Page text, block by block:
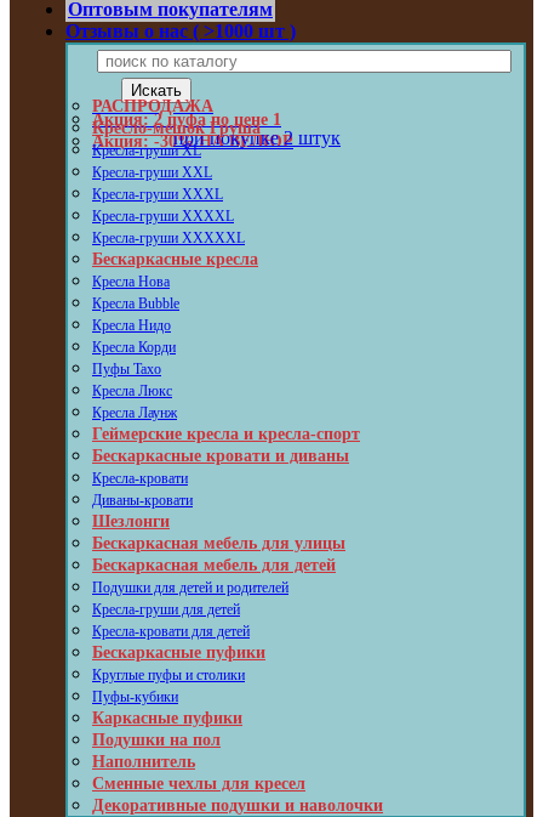
Оптовым покупателям
Отзывы о нас ( >1000 шт )
Акция: 2 пуфа по цене 1
Акция: -30% НА ВЕЛЮР
при покупке 2 штук
РАСПРОДАЖА
Кресло-мешок Груша
Кресла-груши XL
Кресла-груши XXL
Кресла-груши XXXL
Кресла-груши XXXXL
Кресла-груши XXXXXL
Бескаркасные кресла
Кресла Нова
Кресла Bubble
Кресла Нидо
Кресла Корди
Пуфы Taxo
Кресла Люкс
Кресла Лаунж
Геймерские кресла и кресла-спорт
Бескаркасные кровати и диваны
Кресла-кровати
Диваны-кровати
Шезлонги
Бескаркасная мебель для улицы
Бескаркасная мебель для детей
Подушки для детей и родителей
Кресла-груши для детей
Кресла-кровати для детей
Бескаркасные пуфики
Круглые пуфы и столики
Пуфы-кубики
Каркасные пуфики
Подушки на пол
Наполнитель
Сменные чехлы для кресел
Декоративные подушки и наволочки